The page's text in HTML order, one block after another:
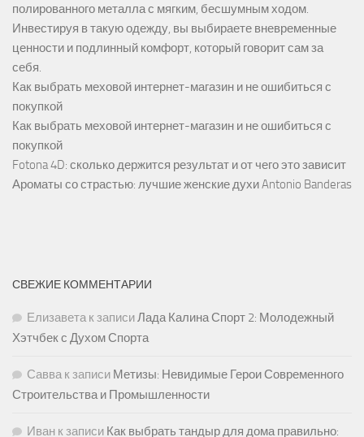
полированного металла с мягким, бесшумным ходом.
Инвестируя в такую одежду, вы выбираете вневременные
ценности и подлинный комфорт, который говорит сам за
себя.
Как выбрать меховой интернет-магазин и не ошибиться с
покупкой
Как выбрать меховой интернет-магазин и не ошибиться с
покупкой
Fotona 4D: сколько держится результат и от чего это зависит
Ароматы со страстью: лучшие женские духи Antonio Banderas
СВЕЖИЕ КОММЕНТАРИИ
Елизаветак записиЛада Калина Спорт 2: Молодежный
Хэтчбек с Духом Спорта
Саввак записи Метизы: Невидимые Герои Современного
Строительства и Промышленности
Иван к записи Как выбрать тандыр для дома правильно: